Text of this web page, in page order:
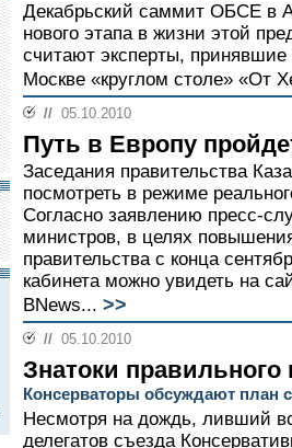
Декабрьский саммит ОБСЕ в
нового этапа в жизни этой
считают эксперты,
Москве «круглом столе» «От
// 05.10.2010
Путь в Европу
Заседания правительства
посмотреть в режиме
Согласно заявлению пресс-
министров, в целях
правительства с конца
кабинета можно увидеть на
BNews... >>
// 05.10.2010
Знатоки правильного
Консерваторы обсуждают план
Несмотря на дождь, ливший
делегатов съезда